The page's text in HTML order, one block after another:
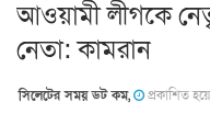
আওয়ামী লীগকে
নেতা: কামরান
সিলেটের সময় ডট কম, প্রকাশিত